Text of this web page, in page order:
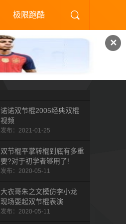
✕
极限跑酷
诺诺双节棍2005经典双棍
视频
发布：2021-01-25
双节棍平掌转棍到底有多重
要?对于初学者够用了!
发布：2020-05-11
大衣哥朱之文模仿李小龙
现场耍起双节棍表演
发布：2020-05-11